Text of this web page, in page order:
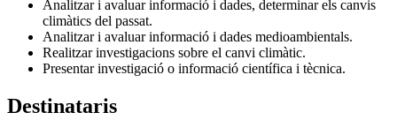
Analitzar i avaluar informació i dades, determinar els canvis
climàtics del passat.
Analitzar i avaluar informació i dades medioambientals.
Realitzar investigacions sobre el canvi climàtic.
Presentar investigació o informació científica i tècnica.
Destinataris